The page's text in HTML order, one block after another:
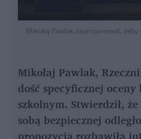
Mikołaj Pawlak zaproponował,
Mikołaj Pawlak,
dość specyficznej
szkolnym. Stwierdził,
sobą bezpiecznej